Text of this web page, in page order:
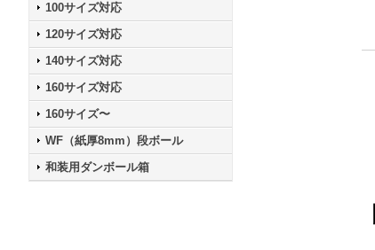
100サイズ対応
120サイズ対応
140サイズ対応
160サイズ対応
160サイズ〜
WF（紙厚8mm）段ボール
和装用ダンボール箱